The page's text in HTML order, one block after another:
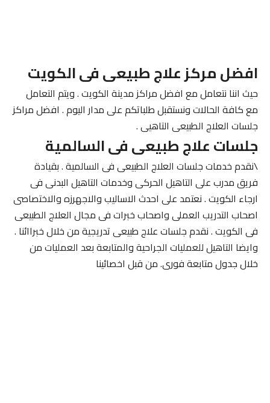
افضل مركز علاج طبيعى فى الكويت
حيث اننا نتعامل مع افضل مراكز مدينة الكويت . ويتم التعامل
مع كافة الحالات ونستقبل طلباتكم على مدار اليوم . افضل مراكز
جلسات العلاج الطبيعى التاهيى .
جلسات علاج طبيعى فى السالمية
\نقدم خدمات جلسات العلاج الطبيعى فى السالمية . بقيادة
فريق مدرب على التاهيل الحركى وخدمات التاهيل البدنى فى
ارجاء الكويت . نعتمد على احدث الاساليب والاجهرزه والاختصاصى
اصحاب التدريب العملى واصحاب خبرات فى مجال العلاج الطبيعى
فى الكويت . نقدم جلسات علاج طبيعى تدريجية من خلال خبراائنا .
وايضا التاهيل للعمليات الجراحية والمتابعة بعد العمليات من
خلال جدول متابعة فورى. من قبل اخصائينا